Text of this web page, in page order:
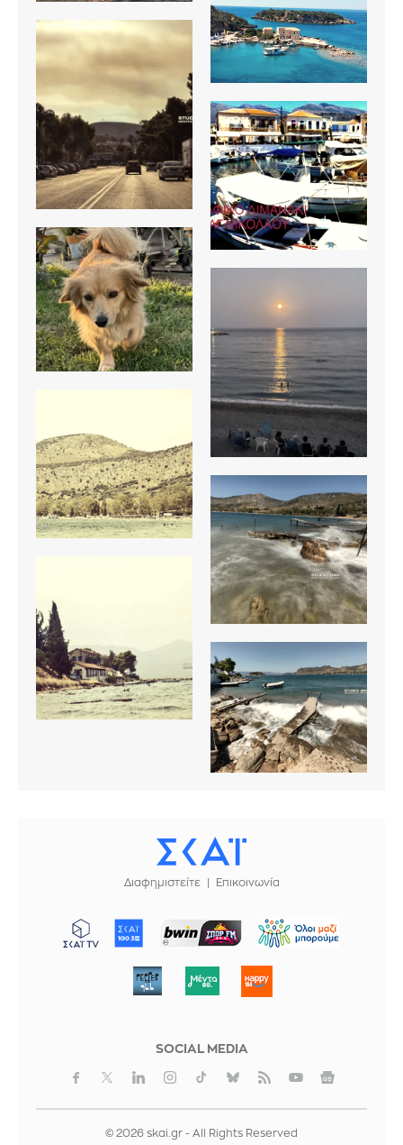
Διαφημιστείτε Επικοινωνία
ΜΠΟΡΟΥΜΕ
SOCIAL MEDIA
© 2026 skai.gr - All Rights Reserved